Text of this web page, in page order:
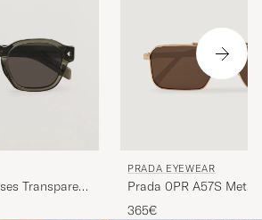
Transparent
PRADA EYEWEAR
Prada 0PR A57S Metal
Sunglasses Gold
365€